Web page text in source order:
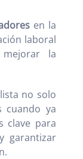
en la
laboral
la
no solo
cuando ya
clave para
garantizar